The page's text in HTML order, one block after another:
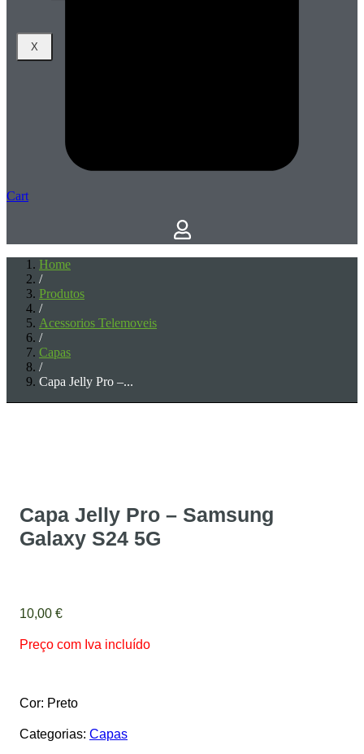
X
Cart
Home
/
Produtos
/
Acessorios Telemoveis
/
Capas
/
Capa Jelly Pro –...
Capa Jelly Pro – Samsung
Galaxy S24 5G
10,00 €
Preço com Iva incluído
Cor: Preto
Categorias: Capas